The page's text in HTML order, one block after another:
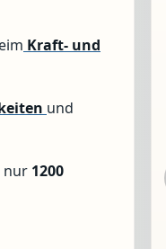
Kraft- und
und
nur 1200